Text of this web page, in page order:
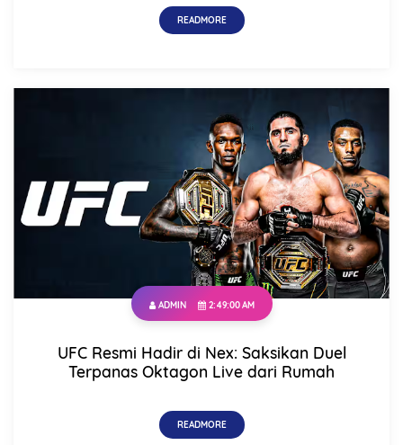
READMORE
ADMIN 2:49:00 AM
UFC Resmi Hadir di Nex: Saksikan Duel
Terpanas Oktagon Live dari Rumah
READMORE